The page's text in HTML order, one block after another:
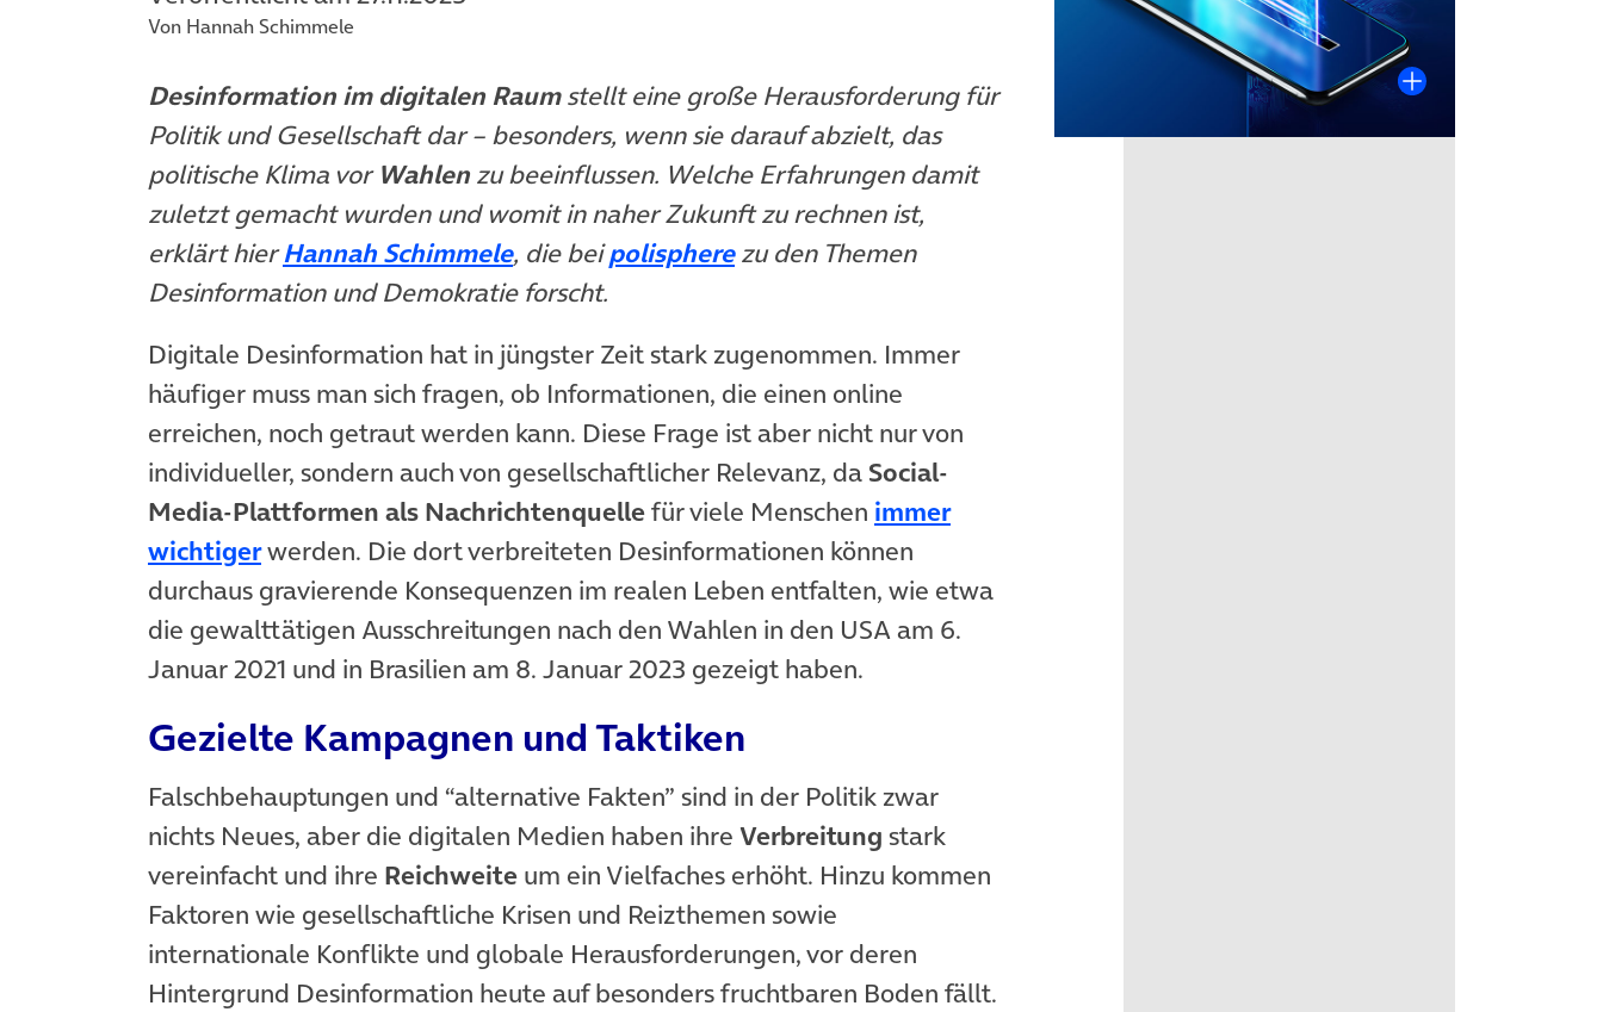
Von Hannah Schimmele
Desinformation im digitalen Raumstellt eine große Herausforderung für
Politik und Gesellschaft dar – besonders, wenn sie darauf abzielt, das
politische Klima vor Wahlen zu beeinflussen. Welche Erfahrungen damit
zuletzt gemacht wurden und womit in naher Zukunft zu rechnen ist,
erklärt hierHannah Schimmele(öffnet in neuem Tab)
, die beipolisphere(öffnet in neuem Tab)
zu den Themen
Desinformation und Demokratie forscht.
Digitale Desinformation hat in jüngster Zeit stark zugenommen. Immer
häufiger muss man sich fragen, ob Informationen, die einen online
erreichen, noch getraut werden kann. Diese Frage ist aber nicht nur von
individueller, sondern auch von gesellschaftlicher Relevanz, da Social-
Media-Plattformen als Nachrichtenquellefür viele Menschen immer
wichtiger(öffnet in neuem Tab)
werden. Die dort verbreiteten Desinformationen können
durchaus gravierende Konsequenzen im realen Leben entfalten, wie etwa
die gewalttätigen Ausschreitungen nach den Wahlen in den USA am 6.
Januar 2021 und in Brasilien am 8. Januar 2023 gezeigt haben.
Gezielte Kampagnen und Taktiken
Falschbehauptungen und “alternative Fakten” sind in der Politik zwar
nichts Neues, aber die digitalen Medien haben ihre Verbreitung stark
vereinfacht und ihre Reichweite um ein Vielfaches erhöht. Hinzu kommen
Faktoren wie gesellschaftliche Krisen und Reizthemen sowie
internationale Konflikte und globale Herausforderungen, vor deren
Hintergrund Desinformation heute auf besonders fruchtbaren Boden fällt.